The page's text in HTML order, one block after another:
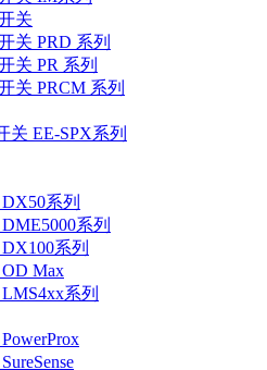
关
关 PRD 系列
关 PR 系列
关 PRCM 系列
关 EE-SPX系列
系列
系列
系列
Max
系列